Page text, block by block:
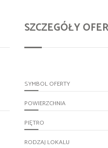
SZCZEGÓŁY
SYMBOL OFERTY
POWIERZCHNIA
PIĘTRO
RODZAJ LOKALU